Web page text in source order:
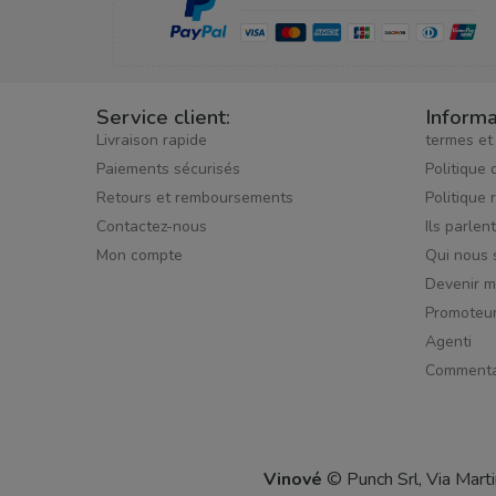
Service client:
Livraison rapide
Paiements sécurisés
Retours et remboursements
Contactez-nous
Mon compte
termes
Politique
Politique
Ils
Qui nous
Devenir
Agenti
Vinové © Punch Srl, Via